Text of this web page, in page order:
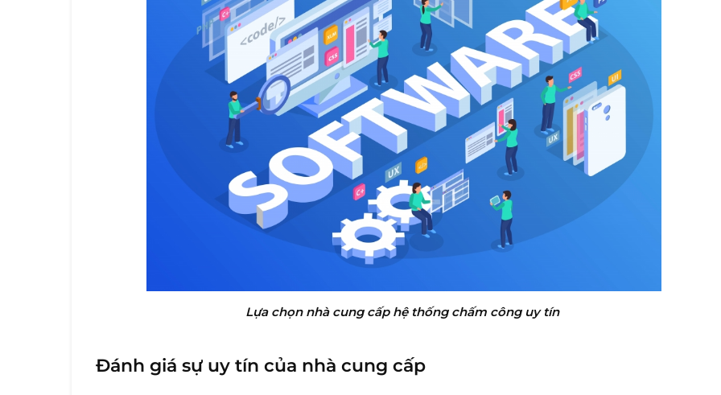
Lựa chọn nhà cung cấp hệ thống chấm công uy tín
Đánh giá sự uy tín của nhà cung cấp